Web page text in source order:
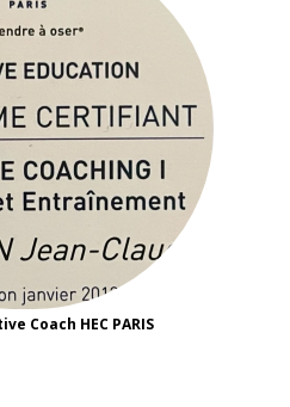
Coach HEC PARIS